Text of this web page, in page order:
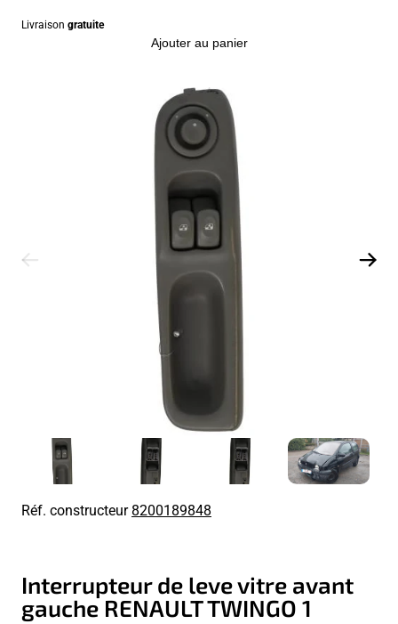
Livraison gratuite
Ajouter au panier
Réf. constructeur8200189848
Interrupteur de leve vitre avant
gauche RENAULT TWINGO 1